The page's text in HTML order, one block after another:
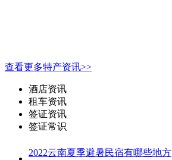
查看更多特产资讯>>
酒店资讯
租车资讯
签证资讯
签证常识
2022云南夏季避暑民宿有哪些地方